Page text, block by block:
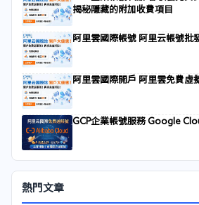
揭秘隱藏的附加收費項目
阿里雲國際帳號 阿里云帳號批
阿里雲國際開戶 阿里雲免費虛
GCP企業帳號服務 Google
熱門文章